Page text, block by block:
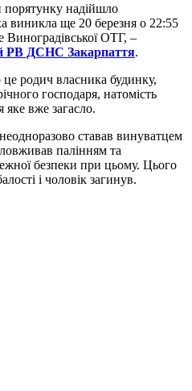
надійшло
виникла ще 20 березня о 22:55
ОТГ, –
РВ ДСНС Закарпаття.
родич власника будинку,
господаря, натомість
яке вже загасло.
ставав винуватцем
палінням та
безпеки при цьому. Цього
і чоловік загинув.